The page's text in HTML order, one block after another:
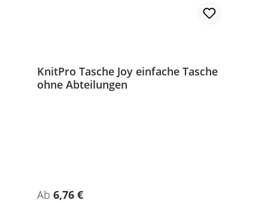
KnitPro Tasche Joy einfache Tasche
ohne Abteilungen
Regulärer Preis:
Ab 6,76 €